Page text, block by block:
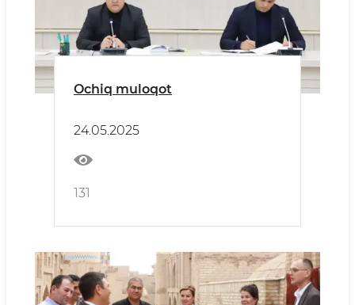
Ochiq muloqot
24.05.2025
131